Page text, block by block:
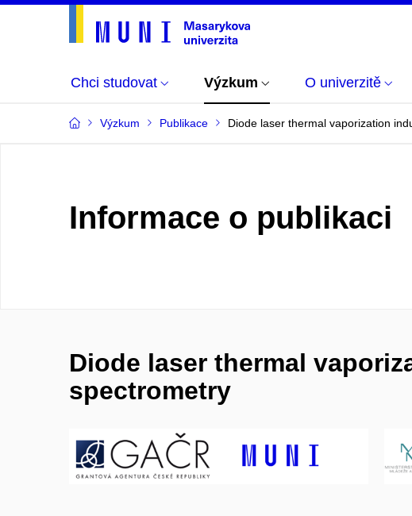
Chci studovat Výzkum O univerzitě
Výzkum Publikace Diode laser thermal vaporization
Informace o publikaci
Diode laser thermal
spectrometry